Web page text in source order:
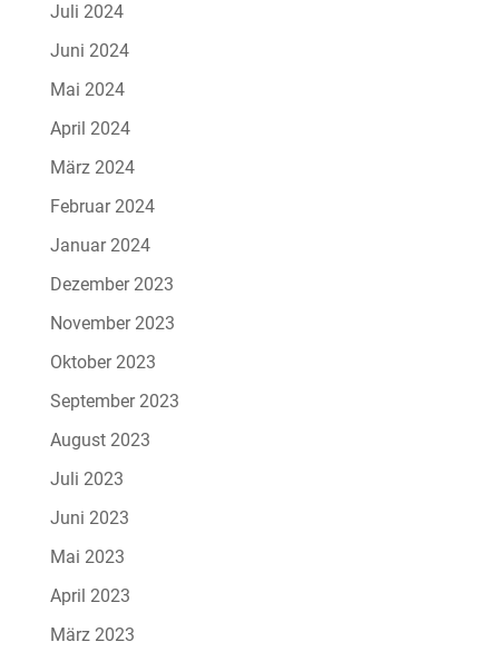
Juli 2024
Juni 2024
Mai 2024
April 2024
März 2024
Februar 2024
Januar 2024
Dezember 2023
November 2023
Oktober 2023
September 2023
August 2023
Juli 2023
Juni 2023
Mai 2023
April 2023
März 2023